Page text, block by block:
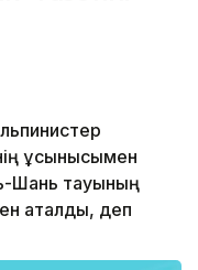
ұсынысымен
Шань тауының
аталды, деп